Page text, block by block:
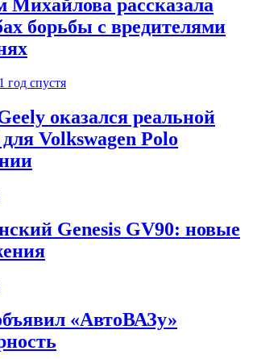
Михайлова рассказала
борьбы с вредителями
1 год спустя
оказался реальной
для Volkswagen Polo
Genesis GV90: новые
«АвтоВАЗу»